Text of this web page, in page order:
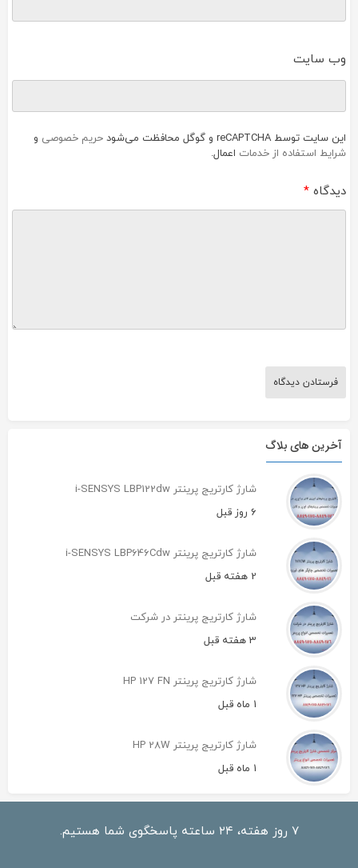
وب‌ سایت
این سایت توسط reCAPTCHA و گوگل محافظت می‌شود حریم خصوصی و
شرایط استفاده از خدمات اعمال.
دیدگاه *
آخرین های بلاگ
شارژ کارتریج پرینتر i-SENSYS LBP122dw
6 روز قبل
شارژ کارتریج پرینتر i-SENSYS LBP646Cdw
2 هفته قبل
شارژ کارتریج پرینتر در شرکت
3 هفته قبل
شارژ کارتریج پرینتر HP 127 FN
1 ماه قبل
شارژ کارتریج پرینتر HP 28W
1 ماه قبل
۷ روز هفته، ۲۴ ساعته پاسخگوی شما هستیم.